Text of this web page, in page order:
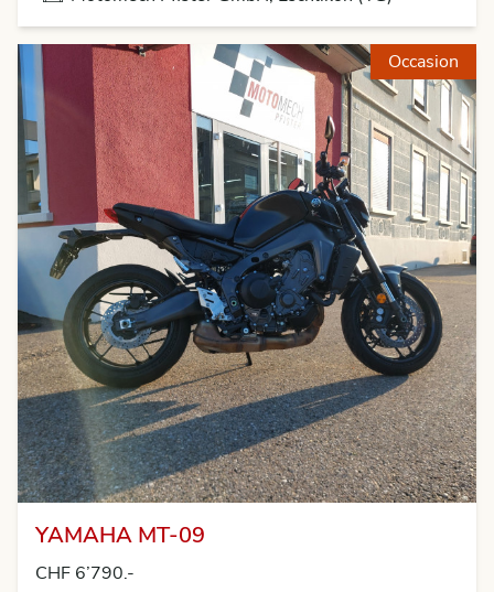
Occasion
YAMAHA MT-09
CHF 6’790.-